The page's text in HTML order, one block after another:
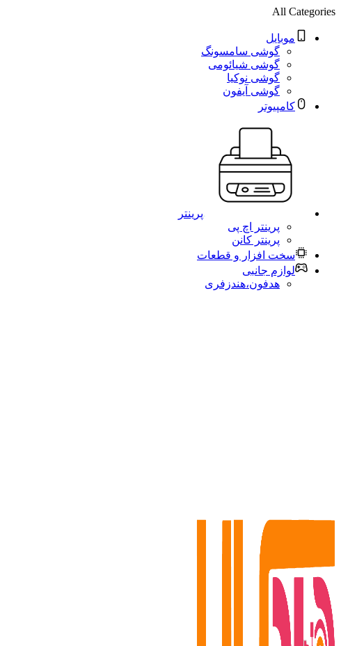
All Categories
موبایل
گوشی سامسونگ
گوشی شیائومی
گوشی نوکیا
گوشی آیفون
کامپیوتر
پرینتر
پرینتر اچ پی
پرینتر کانن
سخت افزار و قطعات
لوازم جانبی
هدفون،هندزفری